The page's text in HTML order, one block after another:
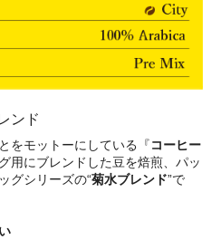
ンド
をモットーにしている『コーヒー
用にブレンドした豆を焙煎、パッ
グシリーズの“菊水ブレンド”で